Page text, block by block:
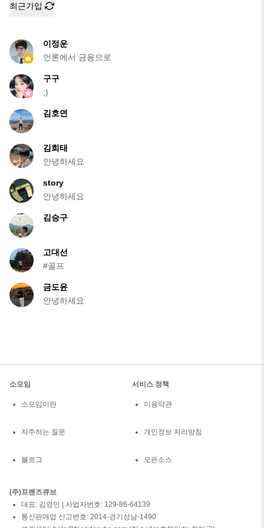
최근가입
이정운
언론에서 금융으로
구구
;)
김호연
김희태
안녕하세요
story
안녕하세요
김승구
고대선
#골프
금도윤
안녕하세요
소모임
소모임이란
자주하는 질문
블로그
서비스 정책
이용약관
개인정보 처리방침
오픈소스
(주)프렌즈큐브
대표: 김영민 | 사업자번호: 129-86-64139
통신판매업 신고번호: 2014-경기성남-1490